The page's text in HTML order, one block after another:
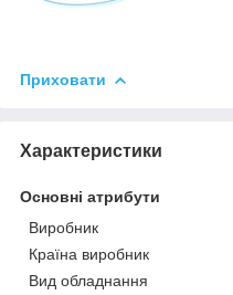
Приховати
Характеристики
Основні атрибути
Виробник
Країна виробник
Вид обладнання